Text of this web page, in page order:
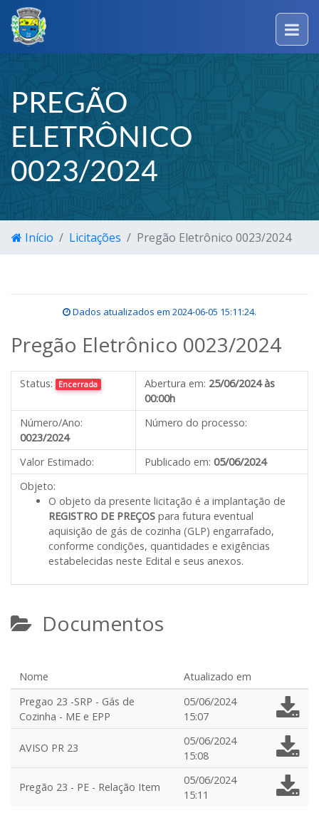
PREGÃO
ELETRÔNICO
0023/2024
Início Licitações Pregão Eletrônico 0023/2024
Dados atualizados em 2024-06-05 15:11:24.
Pregão Eletrônico 0023/2024
Status: Encerrada Abertura em: 25/06/2024 às
00:00h
Número/Ano:
0023/2024
Número do processo:
Valor Estimado: Publicado em: 05/06/2024
Objeto:
O objeto da presente licitação é a implantação de
REGISTRO DE PREÇOS para futura eventual
aquisição de gás de cozinha (GLP) engarrafado,
conforme condições, quantidades e exigências
estabelecidas neste Edital e seus anexos.
Documentos
Nome
Atualizado em
Pregao 23 -SRP - Gás de
Cozinha - ME e EPP
05/06/2024
15:07
AVISO PR 23
05/06/2024
15:08
Pregão 23 - PE - Relação Item
05/06/2024
15:11